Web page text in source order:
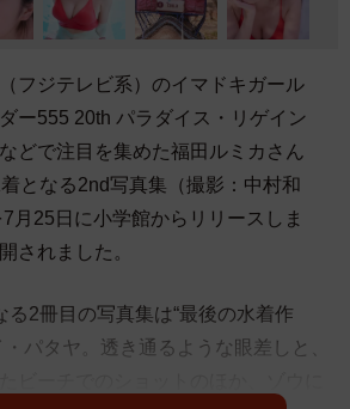
フジテレビ系）のイマドキガール
ー555 20th パラダイス・リゲイン
どで注目を集めた福田ルミカさん
となる2nd写真集（撮影：中村和
月25日に小学館からリリースしま
されました。
2冊目の写真集は“最後の水着作
パタヤ。透き通るような眼差しと、